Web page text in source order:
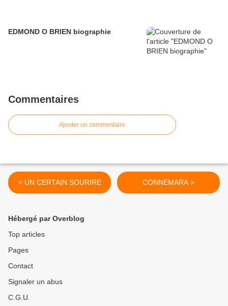
EDMOND O BRIEN biographie
Commentaires
Ajouter un commentaire
< UN CERTAIN SOURIRE CONNEMARA >
Hébergé par Overblog
Top articles
Pages
Contact
Signaler un abus
C.G.U.